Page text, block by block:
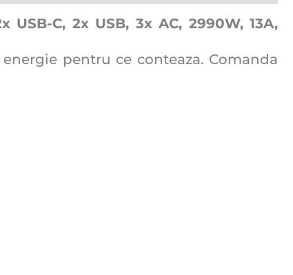
C, 2x USB, 3x AC, 2990W, 13A,
pentru ce conteaza. Comanda